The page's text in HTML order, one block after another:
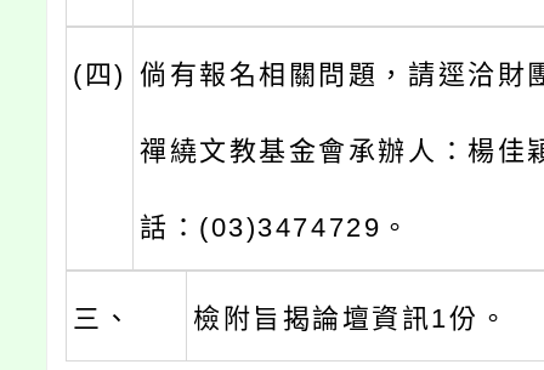
(四) 倘有報名相關問題，請逕洽財
禪繞文教基金會承辦人：楊佳
話：(03)3474729。
三、 檢附旨揭論壇資訊1份。